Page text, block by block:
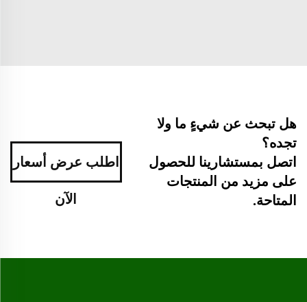
هل تبحث عن شيءٍ ما ولا
تجده؟
اتصل بمستشارينا للحصول
على مزيد من المنتجات
المتاحة.
اطلب عرض أسعار
الآن